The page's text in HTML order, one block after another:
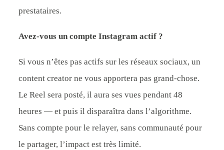
prestataires.
Avez-vous un compte Instagram actif ?
Si vous n’êtes pas actifs sur les réseaux sociaux, un
content creator ne vous apportera pas grand-chose.
Le Reel sera posté, il aura ses vues pendant 48
heures — et puis il disparaîtra dans l’algorithme.
Sans compte pour le relayer, sans communauté pour
le partager, l’impact est très limité.